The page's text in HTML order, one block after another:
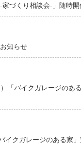
家づくり相談会-」随時開
知らせ
「バイクガレージのあ
イクガレージのある家